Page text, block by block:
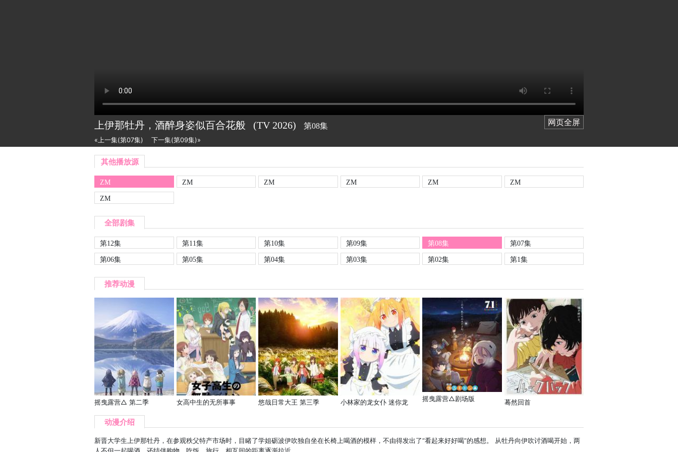
网页全屏
上伊那牡丹，酒醉身姿似百合花般 (TV 2026) 第08集
«上一集(第07集) 下一集(第09集)»
其他播放源
ZM ZM ZM ZM ZM
ZM
ZM
全部剧集
第12集 第11集 第10集 第09集 第08集
第07集
第06集
第05集 第04集 第03集 第02集 第1集
推荐动漫
摇曳露营△ 第二季 女高中生的无所事事 悠哉日常大王 第三季 小林家的龙女仆 迷你龙 摇曳露营△剧场版 蓦然回首
动漫介绍
新晋大学生上伊那牡丹，在参观秩父特产市场时，目睹了学姐砺波伊吹独自坐在长椅上喝酒的模样，不由得发出了“看起来好好喝”的感想。 从牡丹向伊吹讨酒喝开始，两